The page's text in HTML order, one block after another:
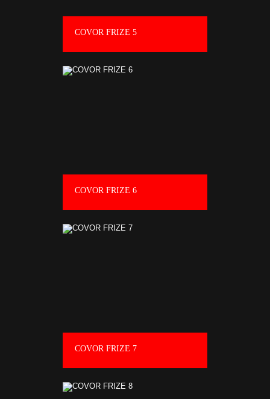
COVOR FRIZE 5
COVOR FRIZE 6
COVOR FRIZE 7